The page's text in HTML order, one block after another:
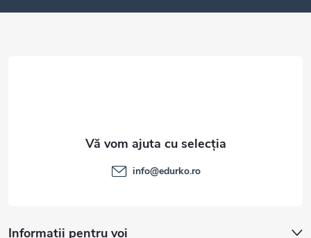
o
Informații pentru voi
info@edurko.ro